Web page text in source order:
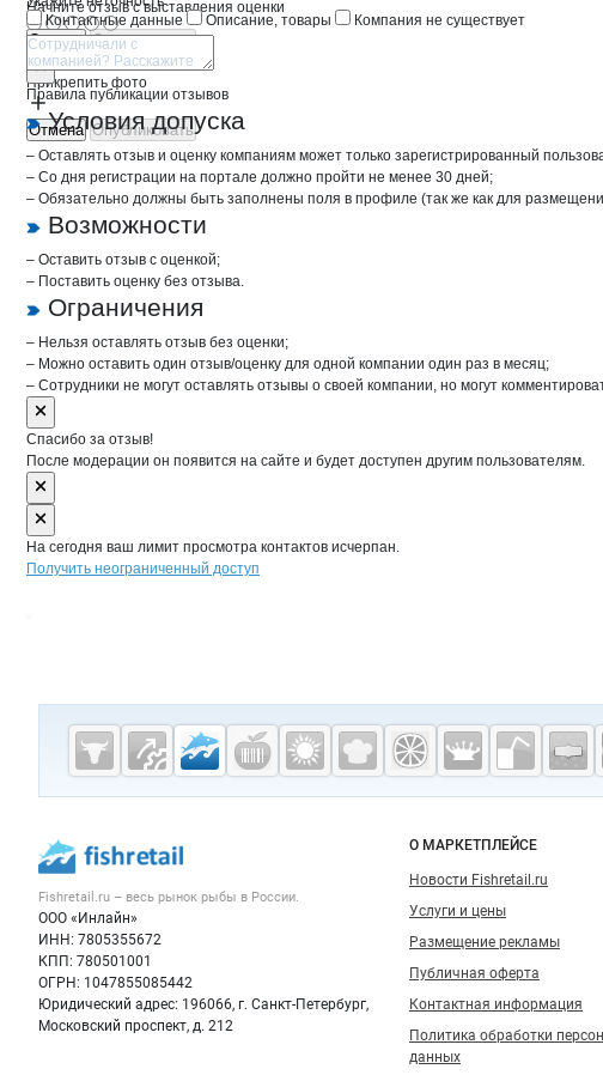
Начните отзыв с выставления оценки
Прикрепить фото
Отмена Опубликовать
Контактные данные
Описание, товары Компания не существует
Отмена Опубликовать
Правила публикации отзывов
Условия допуска
– Оставлять отзыв и оценку компаниям может только зарегистрированный
– Со дня регистрации на портале должно пройти не менее 30 дней;
– Обязательно должны быть заполнены поля в профиле (так же как для
Возможности
– Оставить отзыв с оценкой;
– Поставить оценку без отзыва.
Ограничения
– Нельзя оставлять отзыв без оценки;
– Можно оставить один отзыв/оценку для одной компании один раз в месяц;
– Сотрудники не могут оставлять отзывы о своей компании, но могут
Спасибо за отзыв!
После модерации он появится на сайте и будет доступен другим пользователям.
На сегодня ваш лимит просмотра контактов исчерпан.
Получить неограниченный доступ
Дополнительная информация
Cсылки на полезные проекты
Fishretail.ru —
рыба,
Важные разделы и контакты
Fishretail.ru – весь рынок рыбы в России.
ООО «Инлайн»
ИНН: 7805355672
КПП: 780501001
ОГРН: 1047855085442
Юридический адрес: 196066, г. Санкт-Петербург,
Московский проспект, д. 212
Навигация по сайту
О МАРКЕТПЛЕЙСЕ
Новости Fishretail.ru
Услуги и цены
Размещение рекламы
Публичная оферта
Контактная информация
Политика обработки
данных